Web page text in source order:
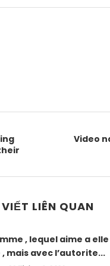
Video
LIÊN QUAN
, lequel aime a elle
mais avec l’autorite...